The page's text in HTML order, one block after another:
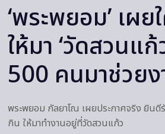
‘พระพยอม’ เผ
ให้มา ‘วัดสวนแก้
500 คนมาช่วยง
พระพยอม กัลยาโณ เผยประกาศจริง ยิน
กิน ให้มาทำงานอยู่ที่วัดสวนแก้ว